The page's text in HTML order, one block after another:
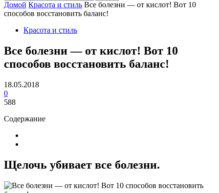
Домой Красота и стиль Все болезни — от кислот! Вот 10
способов восстановить баланс!
Красота и стиль
Все болезни — от кислот! Вот 10
способов восстановить баланс!
18.05.2018
0
588
Содержание
Щелочь убивает все болезни.